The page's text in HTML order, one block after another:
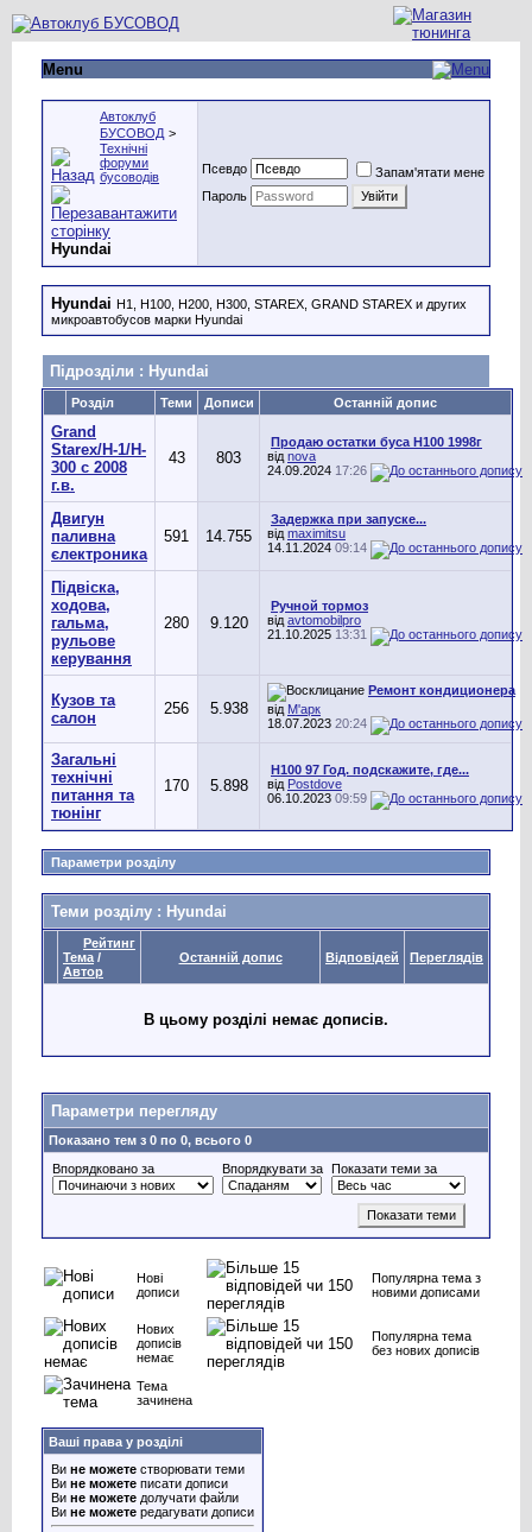
Menu
Автоклуб
БУСОВОД >
Технічні
форуми
бусоводів
Hyundai
Псевдо
Запам'ятати мене
Пароль
Hyundai H1, H100, H200, H300, STAREX, GRAND STAREX и других
микроавтобусов марки Hyundai
Підрозділи : Hyundai
Розділ Теми Дописи Останній допис
Grand
Starex/H-1/H-
300 с 2008
г.в.
43 803
Продаю остатки буса Н100 1998г
від nova
24.09.2024 17:26
Двигун
паливна
єлектроника
591 14.755
Задержка при запуске...
від maximitsu
14.11.2024 09:14
Підвіска,
ходова,
гальма,
рульове
керування
280 9.120
Ручной тормоз
від avtomobilpro
21.10.2025 13:31
Кузов та
салон
256 5.938
Ремонт кондиционера
від М'арк
18.07.2023 20:24
Загальні
технічні
питання та
тюнінг
170 5.898
H100 97 Год. подскажите, где...
від Postdove
06.10.2023 09:59
Параметри розділу
Теми розділу : Hyundai
Рейтинг
Тема /
Автор
Останній допис Відповідей Переглядів
В цьому розділі немає дописів.
Параметри перегляду
Показано тем з 0 по 0, всього 0
Впорядковано за
Впорядкувати за Показати теми за
Нові
дописи
Популярна тема з
новими дописами
Нових
дописів
немає
Популярна тема
без нових дописів
Тема
зачинена
Ваші права у розділі
Ви не можете створювати теми
Ви не можете писати дописи
Ви не можете долучати файли
Ви не можете редагувати дописи